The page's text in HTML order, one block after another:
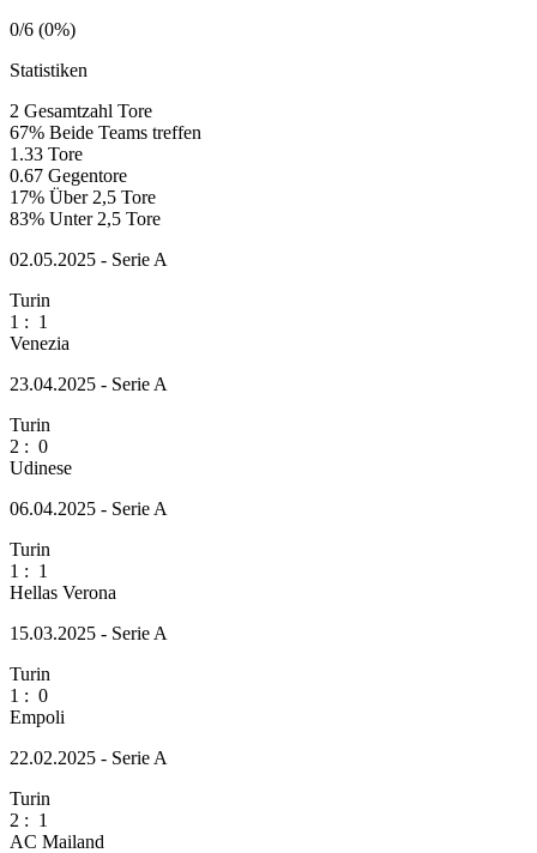
0/6 (0%)
Statistiken
2 Gesamtzahl Tore
67% Beide Teams treffen
1.33 Tore
0.67 Gegentore
17% Über 2,5 Tore
83% Unter 2,5 Tore
02.05.2025 - Serie A
Turin
1 : 1
Venezia
23.04.2025 - Serie A
Turin
2 : 0
Udinese
06.04.2025 - Serie A
Turin
1 : 1
Hellas Verona
15.03.2025 - Serie A
Turin
1 : 0
Empoli
22.02.2025 - Serie A
Turin
2 : 1
AC Mailand